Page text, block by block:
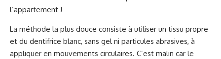
l’appartement !
La méthode la plus douce consiste à utiliser un tissu propre
et du dentifrice blanc, sans gel ni particules abrasives, à
appliquer en mouvements circulaires. C’est malin car le